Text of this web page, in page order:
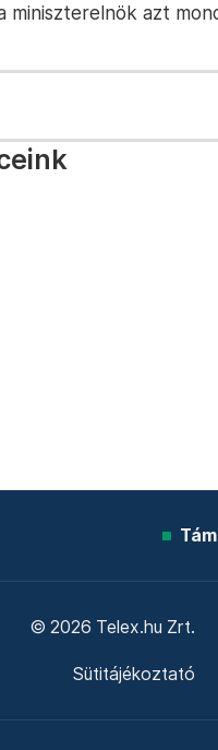
miniszterelnök azt
© 2026 Telex.hu Zrt.
Sütitájékoztató